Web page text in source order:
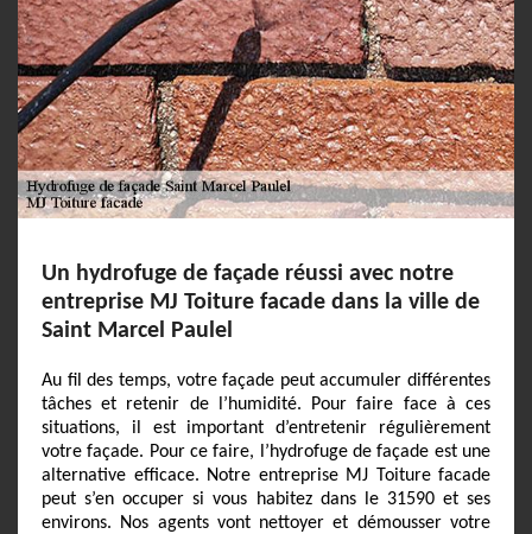
Un hydrofuge de façade réussi avec notre
entreprise MJ Toiture facade dans la ville de
Saint Marcel Paulel
Au fil des temps, votre façade peut accumuler différentes
tâches et retenir de l’humidité. Pour faire face à ces
situations, il est important d’entretenir régulièrement
votre façade. Pour ce faire, l’hydrofuge de façade est une
alternative efficace. Notre entreprise MJ Toiture facade
peut s’en occuper si vous habitez dans le 31590 et ses
environs. Nos agents vont nettoyer et démousser votre